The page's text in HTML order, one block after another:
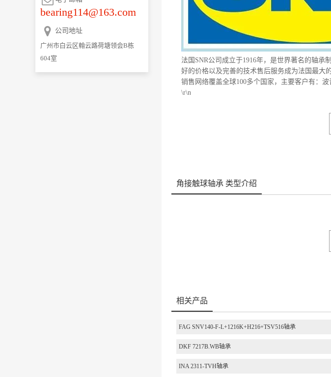
bearing114@163.com
公司地址
广州市白云区翰云路荷塘领会B栋
604室
法国SNR公司成立于1916年，是世界著名的轴
好的价格以及完善的技术售后服务成为法国最大
销售网络覆盖全球100多个国家，主要客户有：
\r\n
角接触球轴承 类型介绍
相关产品
FAG SNV140-F-L+1216K+H216+TSV516轴承
DKF 7217B.WB轴承
INA 2311-TVH轴承